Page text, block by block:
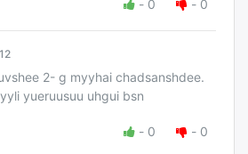
- 0 - 0
2- g myyhai chadsanshdee.
yueruusuu uhgui bsn
- 0 - 0